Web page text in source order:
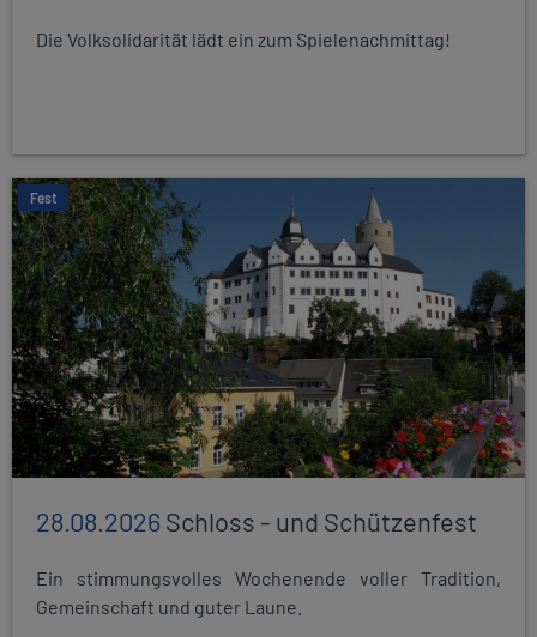
Die Volksolidarität lädt ein zum Spielenachmittag!
Fest
28.08.2026Schloss - und Schützenfest
Ein stimmungsvolles Wochenende voller Tradition,
Gemeinschaft und guter Laune.